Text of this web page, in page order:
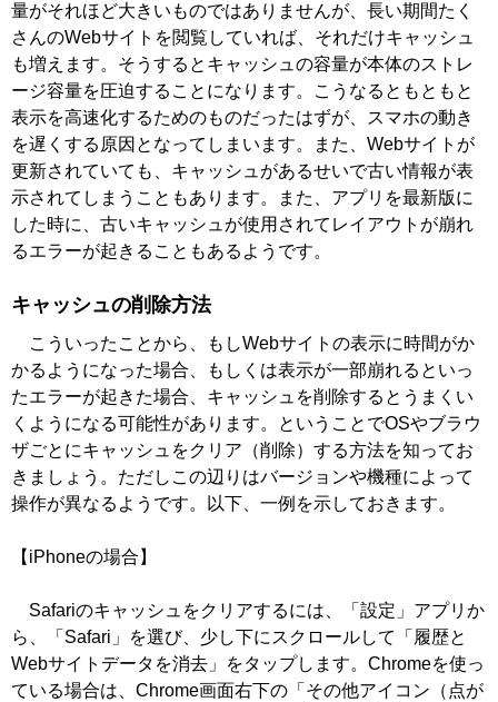
量がそれほど大きいものではありませんが、長い期間たく
さんのWebサイトを閲覧していれば、それだけキャッシュ
も増えます。そうするとキャッシュの容量が本体のストレ
ージ容量を圧迫することになります。こうなるともともと
表示を高速化するためのものだったはずが、スマホの動き
を遅くする原因となってしまいます。また、Webサイトが
更新されていても、キャッシュがあるせいで古い情報が表
示されてしまうこともあります。また、アプリを最新版に
した時に、古いキャッシュが使用されてレイアウトが崩れ
るエラーが起きることもあるようです。
キャッシュの削除方法
こういったことから、もしWebサイトの表示に時間がか
かるようになった場合、もしくは表示が一部崩れるといっ
たエラーが起きた場合、キャッシュを削除するとうまくい
くようになる可能性があります。ということでOSやブラウ
ザごとにキャッシュをクリア（削除）する方法を知ってお
きましょう。ただしこの辺りはバージョンや機種によって
操作が異なるようです。以下、一例を示しておきます。
【iPhoneの場合】
Safariのキャッシュをクリアするには、「設定」アプリか
ら、「Safari」を選び、少し下にスクロールして「履歴と
Webサイトデータを消去」をタップします。Chromeを使っ
ている場合は、Chrome画面右下の「その他アイコン（点が